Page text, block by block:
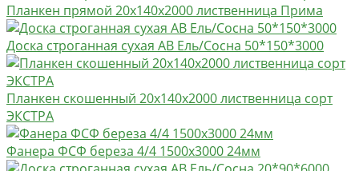
Планкен прямой 20х140х2000 лиственница Прима
Доска строганная сухая АВ Ель/Сосна 50*150*3000
Планкен скошенный 20х140х2000 лиственница сорт
ЭКСТРА
Фанера ФСФ береза 4/4 1500х3000 24мм